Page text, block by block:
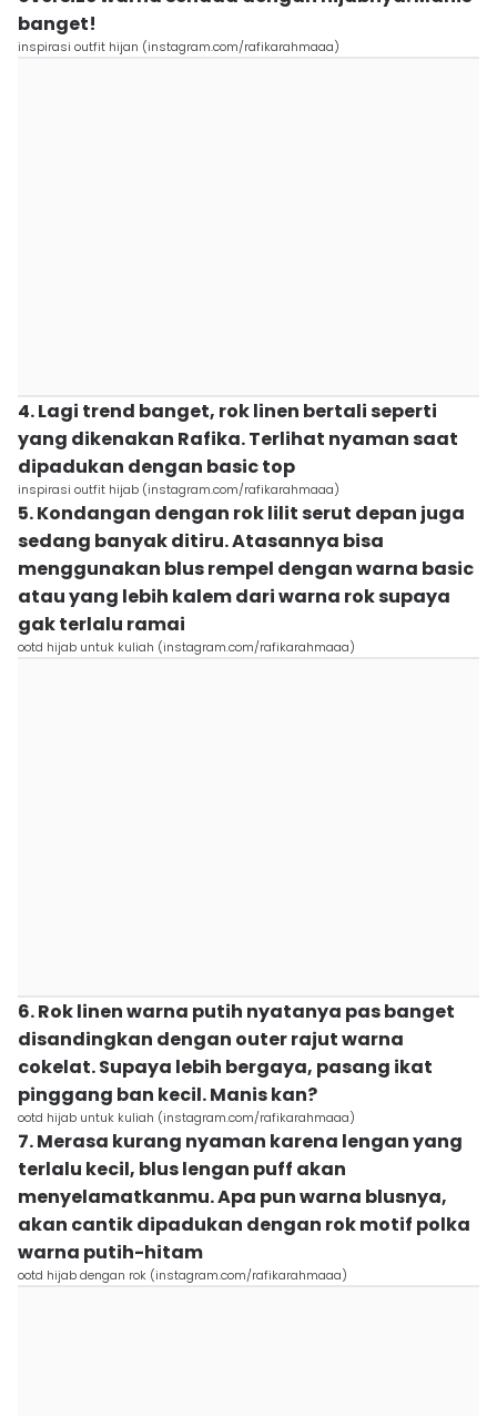
banget!
inspirasi outfit hijan (instagram.com/rafikarahmaaa)
4. Lagi trend banget, rok linen bertali seperti
yang dikenakan Rafika. Terlihat nyaman saat
dipadukan dengan basic top
inspirasi outfit hijab (instagram.com/rafikarahmaaa)
5. Kondangan dengan rok lilit serut depan juga
sedang banyak ditiru. Atasannya bisa
menggunakan blus rempel dengan warna basic
atau yang lebih kalem dari warna rok supaya
gak terlalu ramai
ootd hijab untuk kuliah (instagram.com/rafikarahmaaa)
6. Rok linen warna putih nyatanya pas banget
disandingkan dengan outer rajut warna
cokelat. Supaya lebih bergaya, pasang ikat
pinggang ban kecil. Manis kan?
ootd hijab untuk kuliah (instagram.com/rafikarahmaaa)
7. Merasa kurang nyaman karena lengan yang
terlalu kecil, blus lengan puff akan
menyelamatkanmu. Apa pun warna blusnya,
akan cantik dipadukan dengan rok motif polka
warna putih-hitam
ootd hijab dengan rok (instagram.com/rafikarahmaaa)